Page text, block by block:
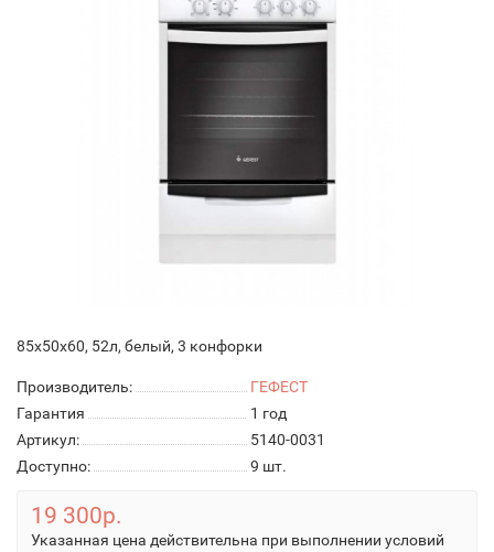
85x50x60, 52л, белый, 3 конфорки
Производитель:
ГЕФЕСТ
Гарантия
1 год
Артикул:
5140-0031
Доступно:
9 шт.
19 300р.
Указанная цена действительна при выполнении условий